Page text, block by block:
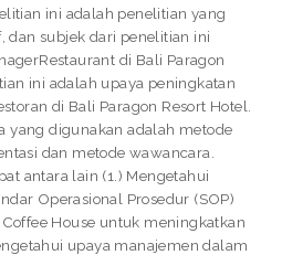
ini adalah penelitian yang
dan subjek dari penelitian ini
di Bali Paragon
ini adalah upaya peningkatan
di Bali Paragon Resort Hotel.
yang digunakan adalah metode
dan metode wawancara.
antara lain (1.) Mengetahui
Operasional Prosedur (SOP)
House untuk meningkatkan
upaya manajemen dalam